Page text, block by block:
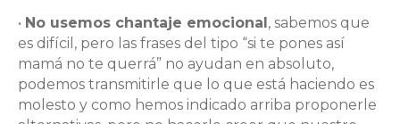
• No usemos chantaje emocional, sabemos que
es difícil, pero las frases del tipo “si te pones así
mamá no te querrá” no ayudan en absoluto,
podemos transmitirle que lo que está haciendo es
molesto y como hemos indicado arriba proponerle